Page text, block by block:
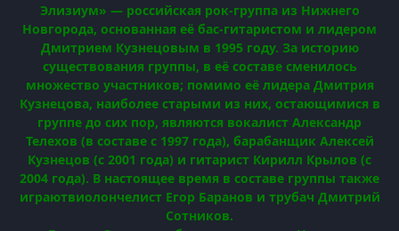
Элизиум» — российская рок-группаиз Нижнего
Новгорода, основанная её бас-гитаристом и лидером
Дмитрием Кузнецовым в 1995 году. За историю
существования группы, в её составе сменилось
множество участников; помимо её лидера Дмитрия
Кузнецова, наиболее старыми из них, остающимися в
группе до сих пор, являются вокалист Александр
Телехов (в составе с 1997 года), барабанщик Алексей
Кузнецов (с 2001 года) и гитарист Кирилл Крылов (с
2004 года). В настоящее время в составе группы также
играютвиолончелистЕгор Баранов и трубач Дмитрий
Сотников.